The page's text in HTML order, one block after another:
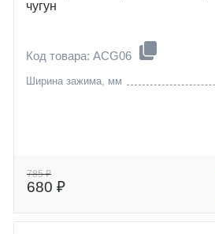
чугун
Код товара: ACG06
Ширина зажима, мм
785 ₽
680 ₽